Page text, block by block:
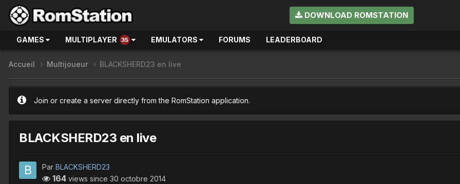
DOWNLOAD ROMSTATION
GAMES MULTIPLAYER 35 EMULATORS FORUMS LEADERBOARD
Accueil Multijoueur BLACKSHERD23 en live
Join or create a server directly from the RomStation application.
BLACKSHERD23 en live
Par BLACKSHERD23
164 views since 30 octobre 2014